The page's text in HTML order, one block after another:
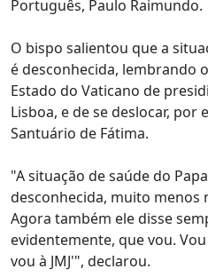
Português, Paulo Raimundo.
O bispo salientou que a
é desconhecida, lembrando
Estado do Vaticano de
Lisboa, e de se deslocar, por
Santuário de Fátima.
"A situação de saúde do
desconhecida, muito menos
Agora também ele disse
evidentemente, que vou.
vou à JMJ'", declarou.